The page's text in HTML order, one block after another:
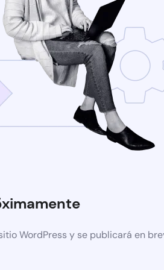
WordPress y se publicará en